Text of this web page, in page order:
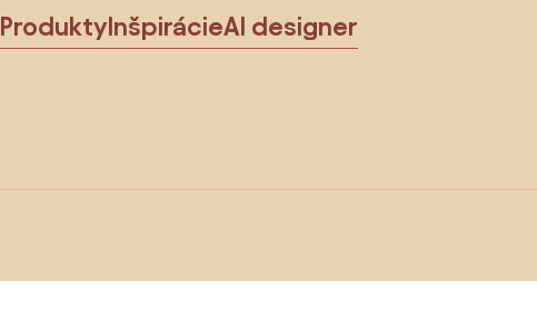
ProduktyInšpirácieAI designer